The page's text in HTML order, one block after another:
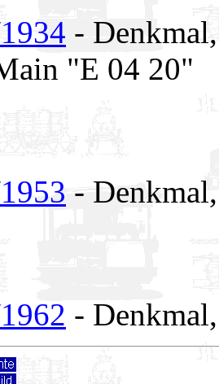
-
"E 04 20"
-
-